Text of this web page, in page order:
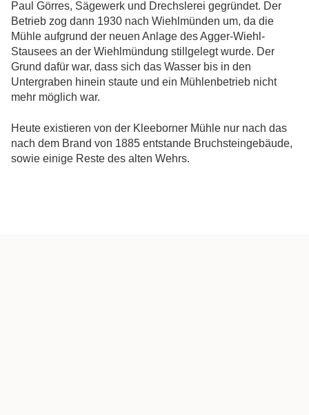
Paul Görres, Sägewerk und Drechslerei gegründet. Der
Betrieb zog dann 1930 nach Wiehlmünden um, da die
Mühle aufgrund der neuen Anlage des Agger-Wiehl-
Stausees an der Wiehlmündung stillgelegt wurde. Der
Grund dafür war, dass sich das Wasser bis in den
Untergraben hinein staute und ein Mühlenbetrieb nicht
mehr möglich war.
Heute existieren von der Kleeborner Mühle nur nach das
nach dem Brand von 1885 entstande Bruchsteingebäude,
sowie einige Reste des alten Wehrs.